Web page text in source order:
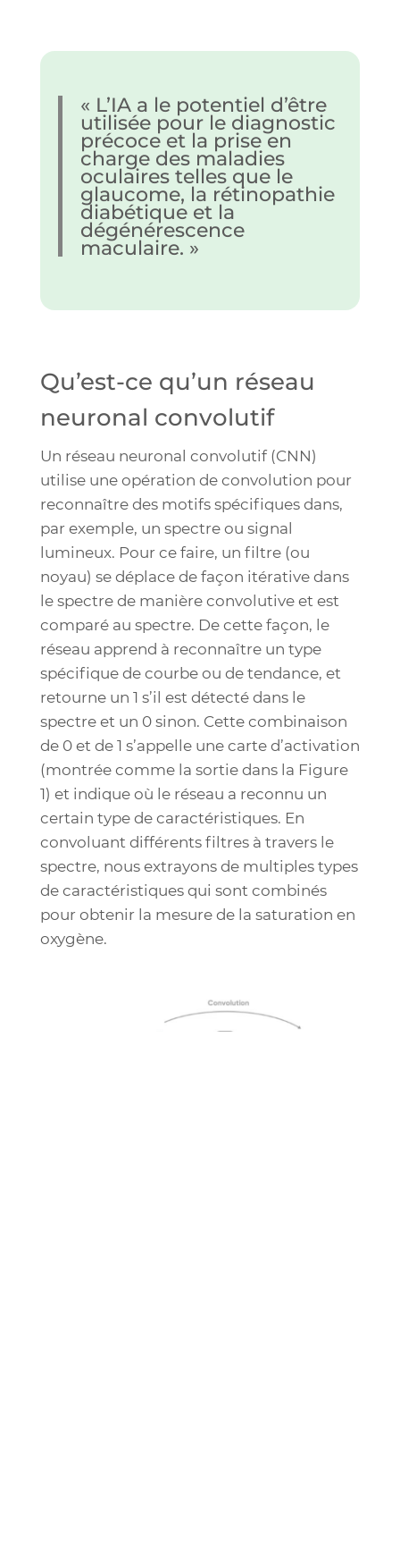
« L’IA a le potentiel d’être
utilisée pour le diagnostic
précoce et la prise en
charge des maladies
oculaires telles que le
glaucome, la rétinopathie
diabétique et la
dégénérescence
maculaire. »
Qu’est-ce qu’un réseau
neuronal convolutif
Un réseau neuronal convolutif (CNN)
utilise une opération de convolution pour
reconnaître des motifs spécifiques dans,
par exemple, un spectre ou signal
lumineux. Pour ce faire, un filtre (ou
noyau) se déplace de façon itérative dans
le spectre de manière convolutive et est
comparé au spectre. De cette façon, le
réseau apprend à reconnaître un type
spécifique de courbe ou de tendance, et
retourne un 1 s’il est détecté dans le
spectre et un 0 sinon. Cette combinaison
de 0 et de 1 s’appelle une carte d’activation
(montrée comme la sortie dans la Figure
1) et indique où le réseau a reconnu un
certain type de caractéristiques. En
convoluant différents filtres à travers le
spectre, nous extrayons de multiples types
de caractéristiques qui sont combinés
pour obtenir la mesure de la saturation en
oxygène.